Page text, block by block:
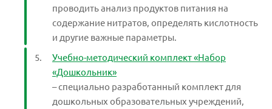
проводить анализ продуктов питания на
содержание нитратов, определять кислотность
и другие важные параметры.
Учебно-методический комплект «Набор
«Дошкольник»
– специально разработанный комплект для
дошкольных образовательных учреждений,